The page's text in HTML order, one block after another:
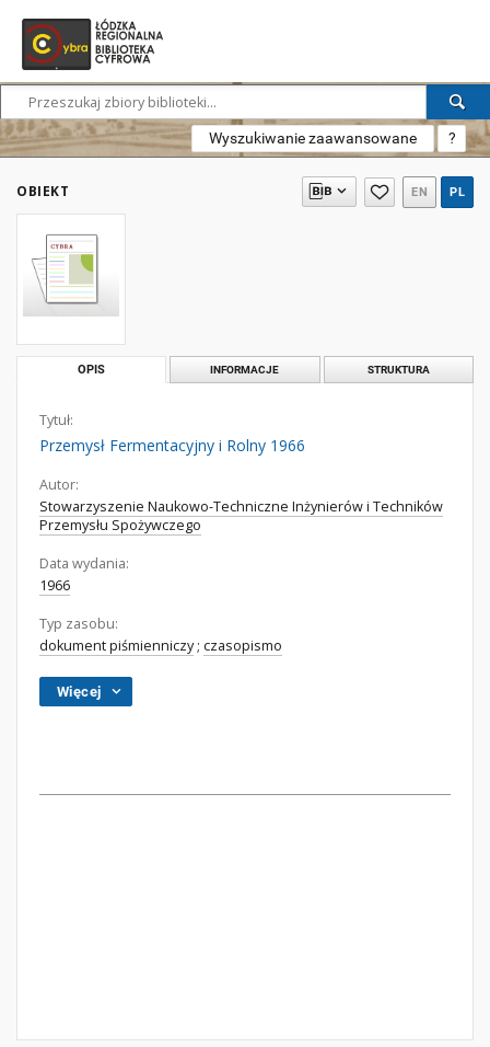
Wyszukiwanie zaawansowane ?
OBIEKT EN PL
OPIS INFORMACJE STRUKTURA
Tytuł:
Przemysł Fermentacyjny i Rolny 1966
Autor:
Stowarzyszenie Naukowo-Techniczne Inżynierów i Techników
Przemysłu Spożywczego
Data wydania:
1966
Typ zasobu:
dokument piśmienniczy; czasopismo
Więcej